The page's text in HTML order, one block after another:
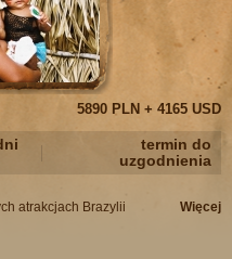
termin do
uzgodnienia
atrakcjach Brazylii Więcej
5890 PLN + 4165 USD